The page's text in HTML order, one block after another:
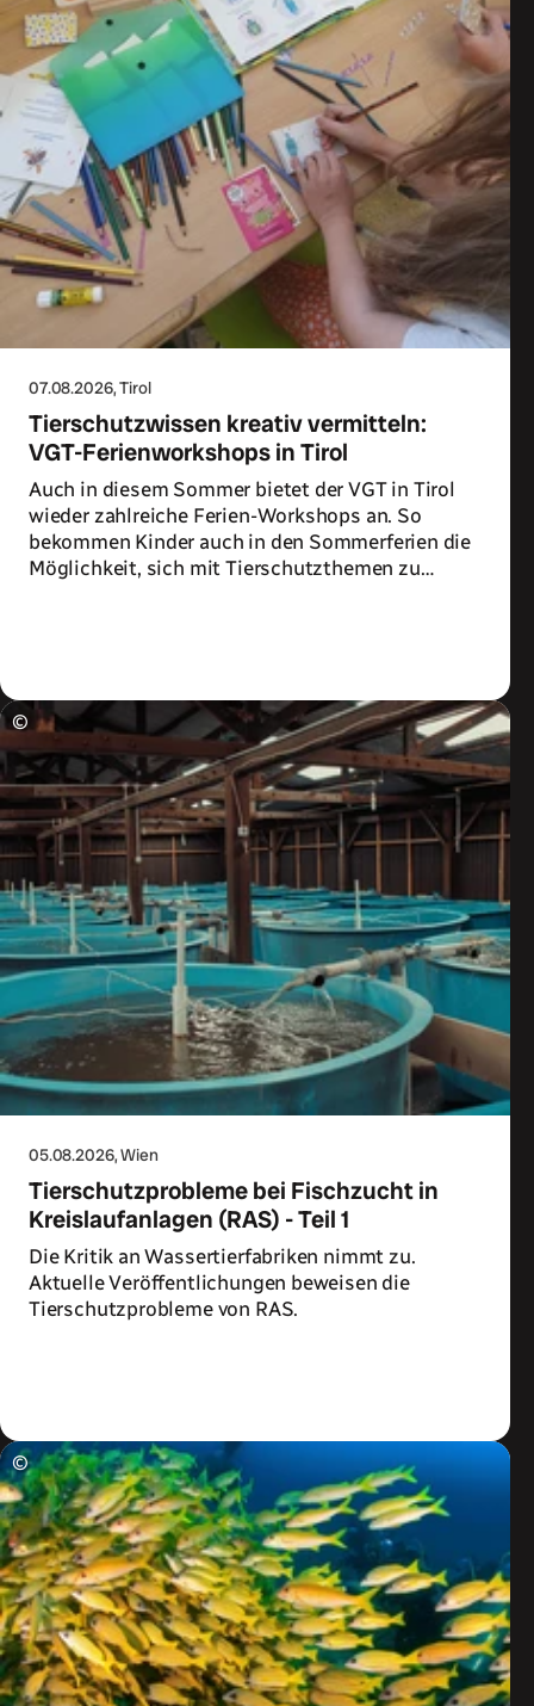
07.08.2026, Tirol
Tierschutzwissen kreativ vermitteln:
VGT-Ferienworkshops in Tirol
Auch in diesem Sommer bietet der VGT in Tirol
wieder zahlreiche Ferien-Workshops an. So
bekommen Kinder auch in den Sommerferien die
Möglichkeit, sich mit Tierschutzthemen zu
©
05.08.2026, Wien
Tierschutzprobleme bei Fischzucht in
Kreislaufanlagen (RAS) - Teil 1
Die Kritik an Wassertierfabriken nimmt zu.
Aktuelle Veröffentlichungen beweisen die
Tierschutzprobleme von RAS.
©